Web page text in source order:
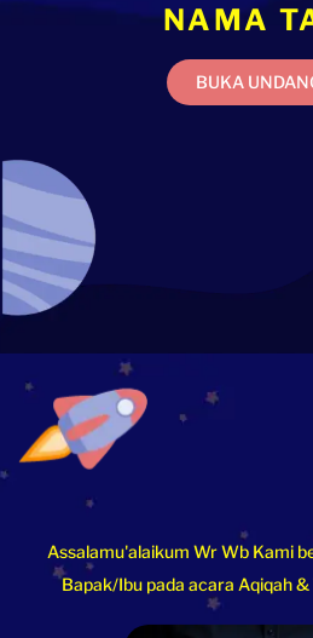
NAMA
BUKA
Assalamu'alaikum Wr Wb Kami
Bapak/Ibu pada acara Aqiqah